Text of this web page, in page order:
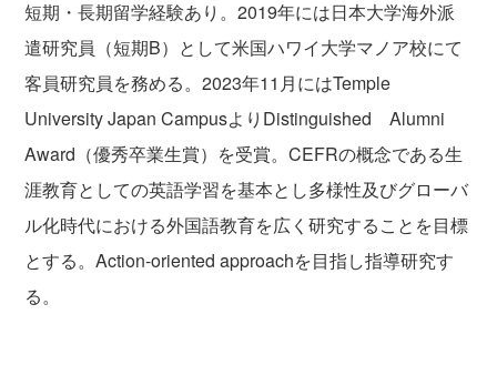
短期・長期留学経験あり。2019年には日本大学海外派
遣研究員（短期B）として米国ハワイ大学マノア校にて
客員研究員を務める。2023年11月にはTemple
University Japan CampusよりDistinguished Alumni
Award（優秀卒業生賞）を受賞。CEFRの概念である生
涯教育としての英語学習を基本とし多様性及びグローバ
ル化時代における外国語教育を広く研究することを目標
とする。Action-oriented approachを目指し指導研究す
る。